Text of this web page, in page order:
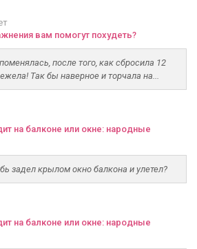
вам помогут похудеть?
после того, как сбросила 12
Так бы наверное и торчала на...
на балконе или окне: народные
задел крылом окно балкона и улетел?
на балконе или окне: народные